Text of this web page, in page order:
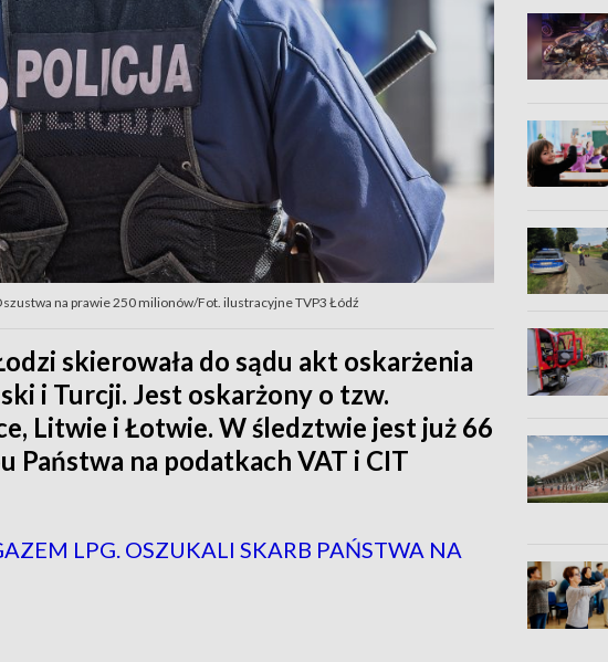
na prawie 250 milionów/Fot. ilustracyjne TVP3 Łódź
skierowała do sądu akt oskarżenia
i Turcji. Jest oskarżony o tzw.
Litwie i Łotwie. W śledztwie jest już 66
Państwa na podatkach VAT i CIT
LPG. OSZUKALI SKARB PAŃSTWA NA